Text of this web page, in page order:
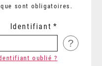
sont obligatoires.
Identifiant
?
oublié ?